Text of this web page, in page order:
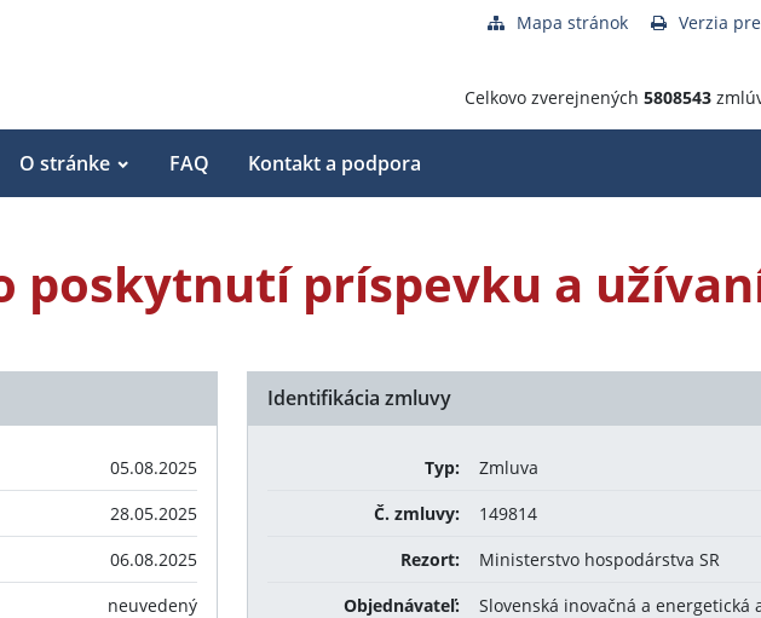
Mapa stránok Verzia
Celkovo zverejnených 5808543
O stránke FAQ Kontakt a podpora
poskytnutí príspevku a
Identifikácia zmluvy
Typ:
Zmluva
Č. zmluvy:
149814
Rezort:
Ministerstvo hospodárstva SR
Objednávateľ:
Slovenská inovačná a energetická
05.08.2025
28.05.2025
06.08.2025
neuvedený